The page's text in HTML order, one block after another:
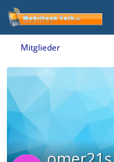
Mitglieder